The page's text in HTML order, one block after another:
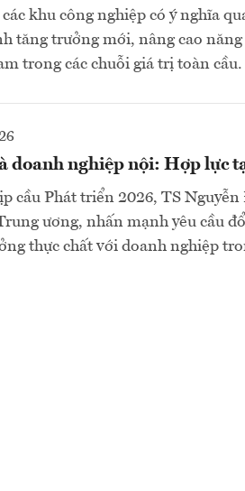
khu công nghiệp có ý nghĩa
tăng trưởng mới, nâng cao năng
trong các chuỗi giá trị toàn cầu.
doanh nghiệp nội: Hợp lực
cầu Phát triển 2026, TS
ương, nhấn mạnh yêu cầu
thực chất với doanh nghiệp